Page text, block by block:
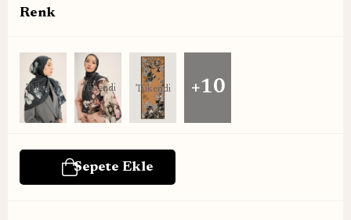
Renk
Tükendi Tükendi Tükendi +10